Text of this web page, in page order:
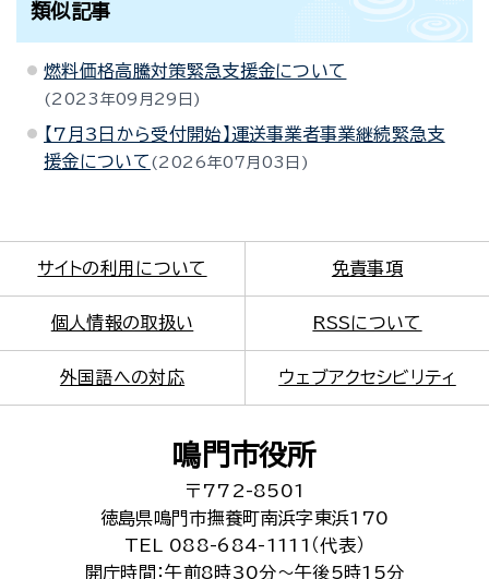
類似記事
燃料価格高騰対策緊急支援金について
2023年09月29日
【7月3日から受付開始】運送事業者事業継続緊急支
援金について
2026年07月03日
サイトの利用について 免責事項
個人情報の取扱い RSSについて
外国語への対応 ウェブアクセシビリティ
鳴門市役所
〒772-8501
徳島県鳴門市撫養町南浜字東浜170
TEL 088-684-1111（代表）
開庁時間：午前8時30分～午後5時15分